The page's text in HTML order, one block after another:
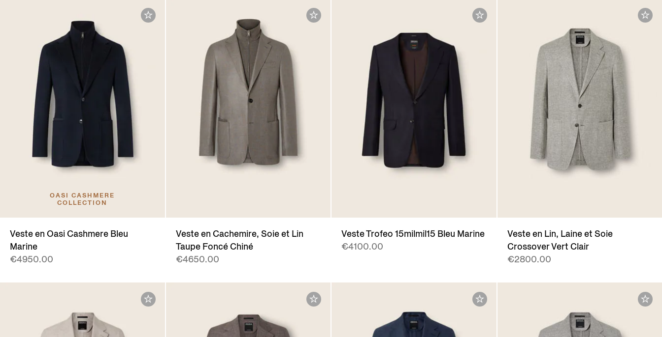
OASI CASHMERE
COLLECTION
Veste en Oasi Cashmere Bleu
Marine
€4950.00
Veste en Cachemire, Soie et Lin
Taupe Foncé Chiné
€4650.00
Veste Trofeo 15milmil15 Bleu Marine
€4100.00
Veste en Lin, Laine et Soie
Crossover Vert Clair
€2800.00